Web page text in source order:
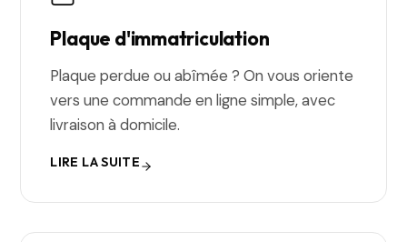
Plaque d'immatriculation
Plaque perdue ou abîmée ? On vous oriente
vers une commande en ligne simple, avec
livraison à domicile.
LIRE LA SUITE